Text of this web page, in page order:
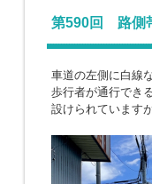
第590回 路側
車道の左側に白線
歩行者が通行でき
設けられています